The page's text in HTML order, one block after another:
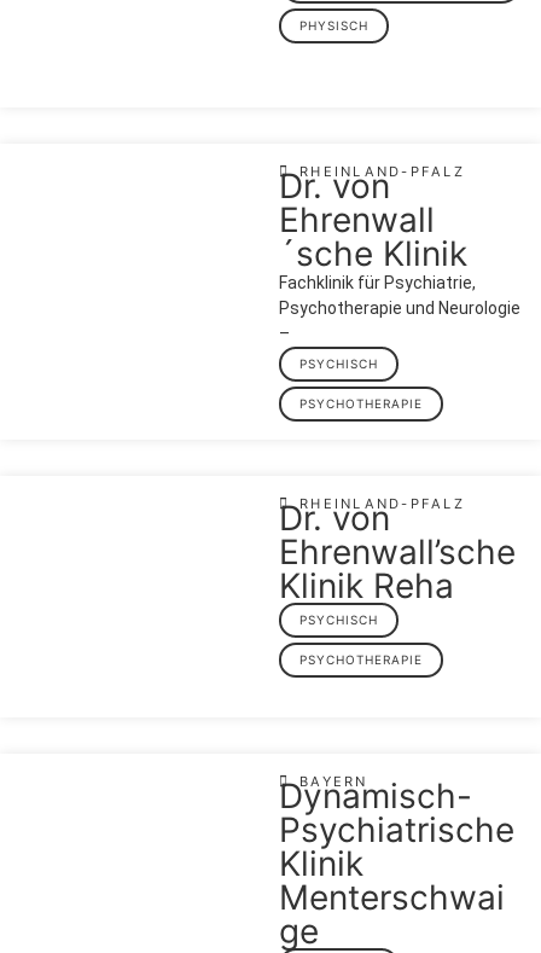
PHYSISCH
RHEINLAND-PFALZ
Dr. von
Ehrenwall
´sche Klinik
Fachklinik für Psychiatrie,
Psychotherapie und Neurologie
–
PSYCHISCH
PSYCHOTHERAPIE
RHEINLAND-PFALZ
Dr. von
Ehrenwall’sche
Klinik Reha
PSYCHISCH
PSYCHOTHERAPIE
BAYERN
Dynamisch-
Psychiatrische
Klinik
Menterschwai
ge